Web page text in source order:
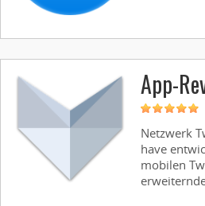
App-
Netzwerk
have
mobilen